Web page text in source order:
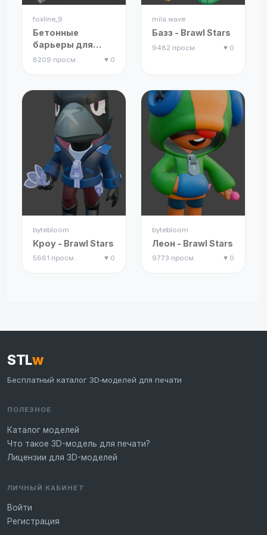
foxline_9
Бетонные
барьеры для
варгейминга в
8209 просм. ♥ 0
mila.wave
Базз - Brawl Stars
9482 просм. ♥ 0
bytebloom
Кроу - Brawl Stars
5661 просм. ♥ 0
bytebloom
Леон - Brawl Stars
9773 просм. ♥ 0
STLw
Бесплатный каталог 3D‑моделей для печати
ПОЛЕЗНОЕ
Каталог моделей
Что такое 3D-модель для печати?
Лицензии для 3D-моделей
ЛИЧНЫЙ КАБИНЕТ
Войти
Регистрация